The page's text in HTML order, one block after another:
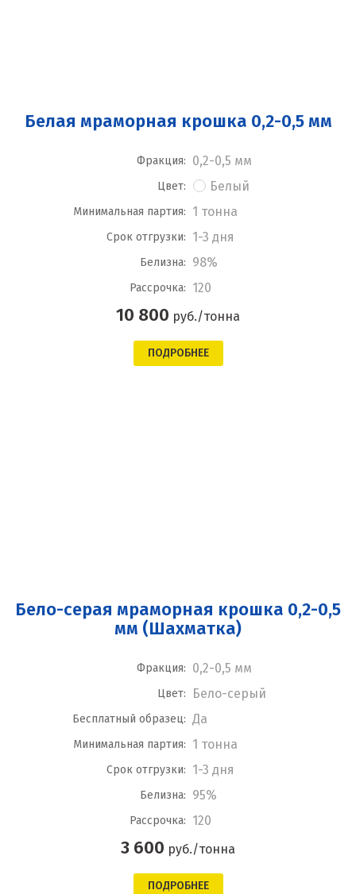
Белая мраморная крошка 0,2-0,5 мм
Фракция: 0,2-0,5 мм
Цвет: Белый
Минимальная партия: 1 тонна
Срок отгрузки: 1-3 дня
Белизна: 98%
Рассрочка: 120
10 800 руб./тонна
ПОДРОБНЕЕ
Бело-серая мраморная крошка 0,2-0,5
мм (Шахматка)
Фракция: 0,2-0,5 мм
Цвет: Бело-серый
Бесплатный образец: Да
Минимальная партия: 1 тонна
Срок отгрузки: 1-3 дня
Белизна: 95%
Рассрочка: 120
3 600 руб./тонна
ПОДРОБНЕЕ